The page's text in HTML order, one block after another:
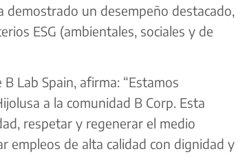
demostrado un desempeño destacado,
ESG (ambientales, sociales y de
Lab Spain, afirma: “Estamos
a la comunidad B Corp. Esta
respetar y regenerar el medio
empleos de alta calidad con dignidad y